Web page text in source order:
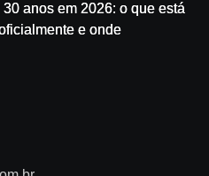
30 anos em 2026: o que está
e onde